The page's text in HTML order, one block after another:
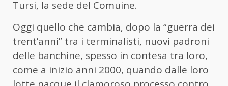
Tursi, la sede del Comuine.
Oggi quello che cambia, dopo la “guerra dei
trent’anni” tra i terminalisti, nuovi padroni
delle banchine, spesso in contesa tra loro,
come a inizio anni 2000, quando dalle loro